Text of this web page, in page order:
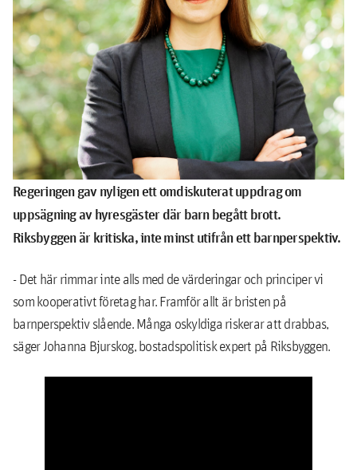
Regeringen gav nyligen ett omdiskuterat uppdrag om
uppsägning av hyres­gäster där barn begått brott.
Riksbyggen är kritiska, inte minst utifrån ett barnperspektiv.
- Det här rimmar inte alls med de värderingar och principer vi
som kooperativt företag har. Framför allt är bristen på
barnperspektiv slående. Många oskyldiga riskerar att drabbas,
säger Johanna Bjurskog, bostadspolitisk expert på Riksbyggen.